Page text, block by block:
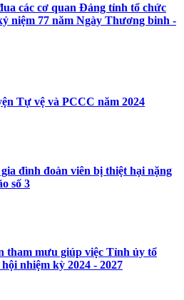
các cơ quan Đảng tỉnh tổ chức
niệm 77 năm Ngày Thương binh -
Tự vệ và PCCC năm 2024
đình đoàn viên bị thiệt hại nặng
số 3
tham mưu giúp việc Tỉnh ủy tổ
nhiệm kỳ 2024 - 2027